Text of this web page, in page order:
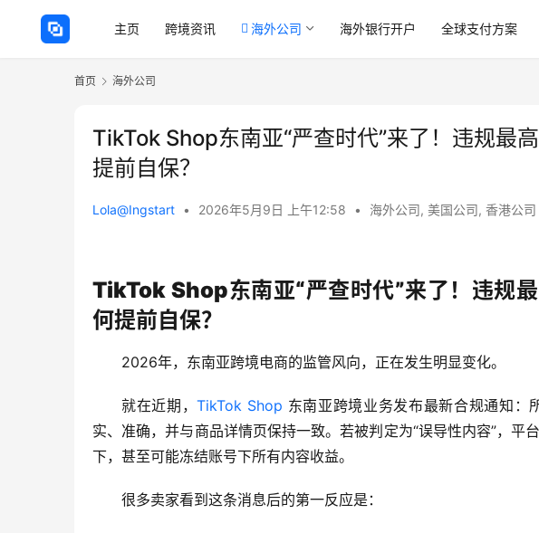
主页 跨境资讯 海外公司 海外银行开户 全球支付方案
首页 海外公司
TikTok Shop东南亚“严查时代”来了！违规最
提前自保？
Lola@Ingstart • 2026年5月9日 上午12:58 • 海外公司, 美国公司, 香港公司
TikTok Shop东南亚“严查时代”来了！违规
何提前自保？
2026年，东南亚跨境电商的监管风向，正在发生明显变化。
就在近期，TikTok Shop 东南亚跨境业务发布最新合规通知：
实、准确，并与商品详情页保持一致。若被判定为“误导性内容”，
下，甚至可能冻结账号下所有内容收益。
很多卖家看到这条消息后的第一反应是：